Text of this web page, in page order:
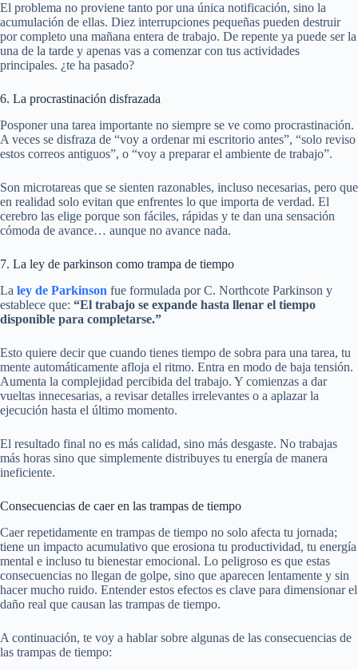
El problema no proviene tanto por una única notificación, sino la
acumulación de ellas. Diez interrupciones pequeñas pueden destruir
por completo una mañana entera de trabajo. De repente ya puede ser la
una de la tarde y apenas vas a comenzar con tus actividades
principales. ¿te ha pasado?
6. La procrastinación disfrazada
Posponer una tarea importante no siempre se ve como procrastinación.
A veces se disfraza de “voy a ordenar mi escritorio antes”, “solo reviso
estos correos antiguos”, o “voy a preparar el ambiente de trabajo”.
Son microtareas que se sienten razonables, incluso necesarias, pero que
en realidad solo evitan que enfrentes lo que importa de verdad. El
cerebro las elige porque son fáciles, rápidas y te dan una sensación
cómoda de avance… aunque no avance nada.
7. La ley de parkinson como trampa de tiempo
La ley de Parkinson fue formulada por C. Northcote Parkinson y
establece que: “El trabajo se expande hasta llenar el tiempo
disponible para completarse.”
Esto quiere decir que cuando tienes tiempo de sobra para una tarea, tu
mente automáticamente afloja el ritmo. Entra en modo de baja tensión.
Aumenta la complejidad percibida del trabajo. Y comienzas a dar
vueltas innecesarias, a revisar detalles irrelevantes o a aplazar la
ejecución hasta el último momento.
El resultado final no es más calidad, sino más desgaste. No trabajas
más horas sino que simplemente distribuyes tu energía de manera
ineficiente.
Consecuencias de caer en las trampas de tiempo
Caer repetidamente en trampas de tiempo no solo afecta tu jornada;
tiene un impacto acumulativo que erosiona tu productividad, tu energía
mental e incluso tu bienestar emocional. Lo peligroso es que estas
consecuencias no llegan de golpe, sino que aparecen lentamente y sin
hacer mucho ruido. Entender estos efectos es clave para dimensionar el
daño real que causan las trampas de tiempo.
A continuación, te voy a hablar sobre algunas de las consecuencias de
las trampas de tiempo: